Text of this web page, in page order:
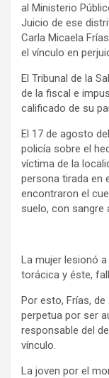
al Ministerio
Juicio de ese
Carla Micaela
el vínculo en
El Tribunal de la
de la fiscal e
calificado de su
El 17 de agosto
policía sobre el
víctima de la
persona tirada en
encontraron el
suelo, con sangre
La mujer lesionó
torácica y éste,
Por esto, Frías,
perpetua por ser
responsable del
vínculo.
La joven por el